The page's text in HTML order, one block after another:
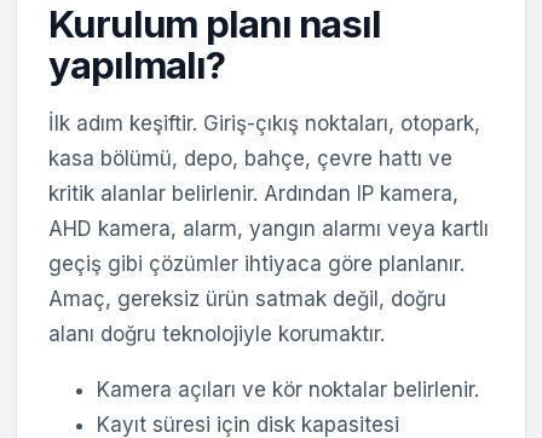
Kurulum planı nasıl
yapılmalı?
İlk adım keşiftir. Giriş-çıkış noktaları, otopark,
kasa bölümü, depo, bahçe, çevre hattı ve
kritik alanlar belirlenir. Ardından IP kamera,
AHD kamera, alarm, yangın alarmı veya kartlı
geçiş gibi çözümler ihtiyaca göre planlanır.
Amaç, gereksiz ürün satmak değil, doğru
alanı doğru teknolojiyle korumaktır.
Kamera açıları ve kör noktalar belirlenir.
Kayıt süresi için disk kapasitesi